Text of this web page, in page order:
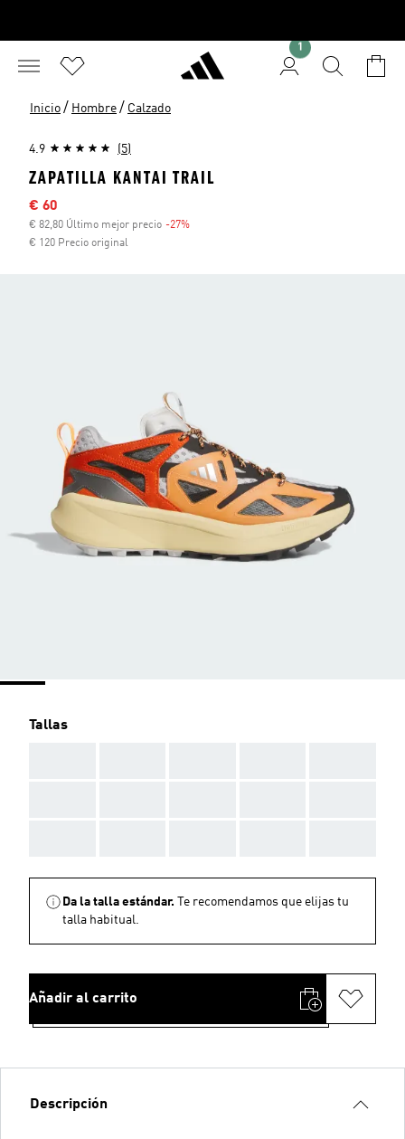
1
Inicio / Hombre / Calzado
4.9 (5)
ZAPATILLA KANTAI TRAIL
Precio rebajado
€ 60
€ 82,80 Último mejor precio -27%
€ 120 Precio original
Tallas
Da la talla estándar.
Te recomendamos que elijas tu
talla habitual.
Añadir al carrito
Descripción